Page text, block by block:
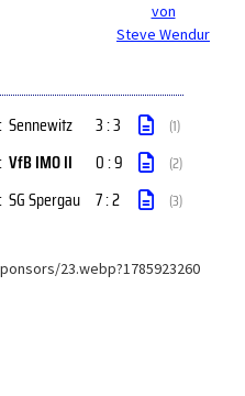
von
Steve Wendur
: Sennewitz 3 : 3 (1)
: VfB IMO II 0 : 9 (2)
: SG Spergau 7 : 2 (3)
23.webp?1785923260